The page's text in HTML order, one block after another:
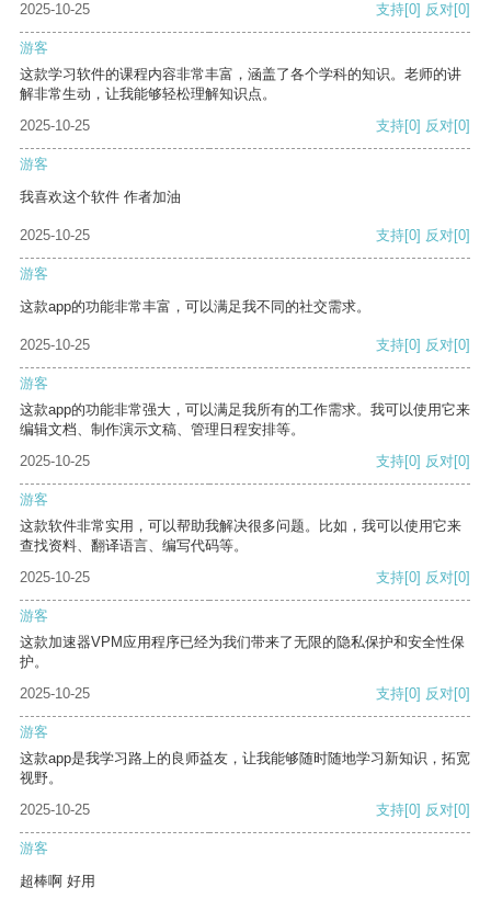
2025-10-25 支持[0] 反对[0]
游客
这款学习软件的课程内容非常丰富，涵盖了各个学科的知识。老师的讲
解非常生动，让我能够轻松理解知识点。
2025-10-25
支持[0] 反对[0]
游客
我喜欢这个软件 作者加油
2025-10-25 支持[0] 反对[0]
游客
这款app的功能非常丰富，可以满足我不同的社交需求。
2025-10-25 支持[0] 反对[0]
游客
这款app的功能非常强大，可以满足我所有的工作需求。我可以使用它来
编辑文档、制作演示文稿、管理日程安排等。
2025-10-25
支持[0] 反对[0]
游客
这款软件非常实用，可以帮助我解决很多问题。比如，我可以使用它来
查找资料、翻译语言、编写代码等。
2025-10-25
支持[0] 反对[0]
游客
这款加速器VPM应用程序已经为我们带来了无限的隐私保护和安全性保
护。
2025-10-25
支持[0] 反对[0]
游客
这款app是我学习路上的良师益友，让我能够随时随地学习新知识，拓宽
视野。
2025-10-25
支持[0] 反对[0]
游客
超棒啊 好用